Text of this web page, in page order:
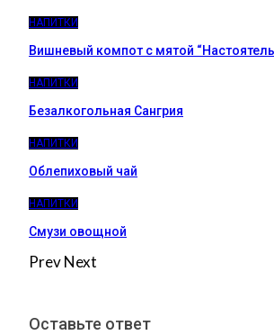
НАПИТКИ
Вишневый компот с мятой
НАПИТКИ
Безалкогольная Сангрия
НАПИТКИ
Облепиховый чай
НАПИТКИ
Смузи овощной
PrevNext
Оставьте ответ